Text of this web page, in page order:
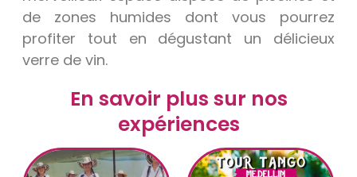
de zones humides dont vous pourrez
profiter tout en dégustant un délicieux
verre de vin.
En savoir plus sur nos
expériences